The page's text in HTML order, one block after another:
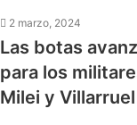
2 marzo, 2024
Las botas
para los
Milei y Villarruel